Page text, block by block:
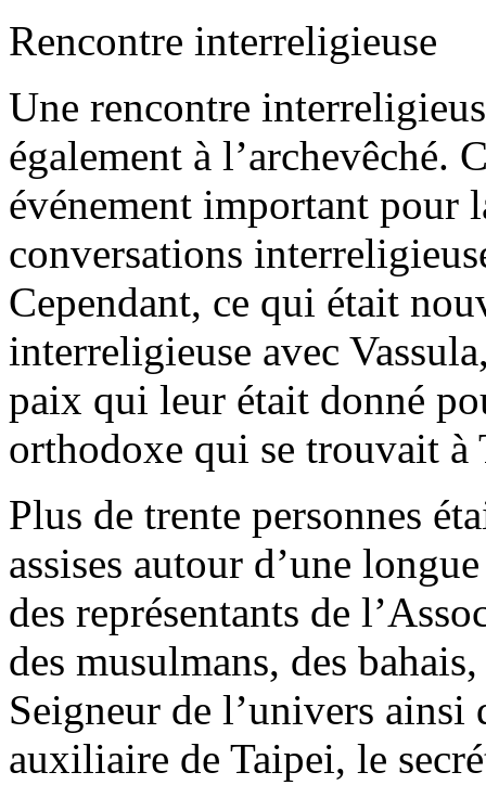
Rencontre interreligieuse
Une rencontre
également à l’archevêché.
événement important pour
conversations
Cependant, ce qui était
interreligieuse avec
paix qui leur était donné
orthodoxe qui se trouvait à
Plus de trente personnes
assises autour d’une
des représentants de
des musulmans, des
Seigneur de l’univers ainsi
auxiliaire de Taipei, le